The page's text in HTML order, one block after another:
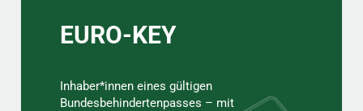
EURO-KEY
Inhaber*innen eines gültigen
Bundesbehindertenpasses – mit